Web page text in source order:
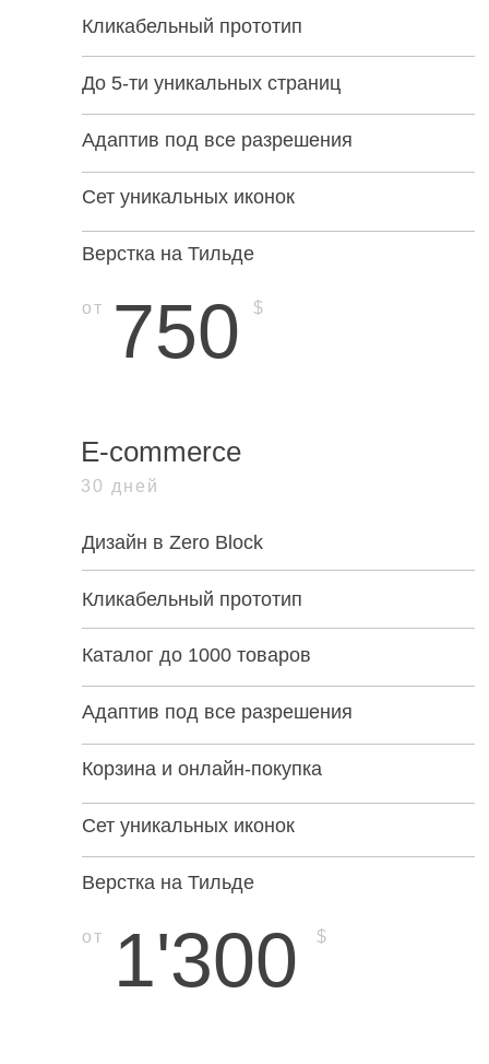
E-commerce
30 дней
Дизайн в Zero Block
Кликабельный прототип
Каталог до 1000 товаров
Адаптив под все разрешения
Корзина и онлайн-покупка
Сет уникальных иконок
Верстка на Тильде
от $
1'300
Кликабельный прототип
До 5-ти уникальных страниц
Адаптив под все разрешения
Сет уникальных иконок
Верстка на Тильде
от $
750